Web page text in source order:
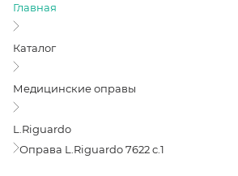
Главная
Каталог
Медицинские оправы
L.Riguardo
Оправа L.Riguardo 7622 c.1